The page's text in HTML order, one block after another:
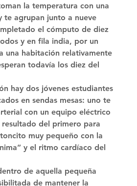
la temperatura con una
te agrupan junto a nueve
el cómputo de diez
y en fila india, por un
una habitación relativamente
todavía los diez del
hay dos jóvenes estudiantes
en sendas mesas: uno te
con un equipo eléctrico
del primero para
muy pequeño con la
y el ritmo cardíaco del
de aquella pequeña
de mantener la